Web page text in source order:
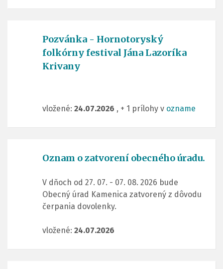
Pozvánka - Hornotoryský
folkórny festival Jána Lazoríka
Krivany
vložené: 24.07.2026 , + 1 prílohy v ozname
Oznam o zatvorení obecného úradu.
V dňoch od 27. 07. - 07. 08. 2026 bude
Obecný úrad Kamenica zatvorený z dôvodu
čerpania dovolenky.
vložené: 24.07.2026